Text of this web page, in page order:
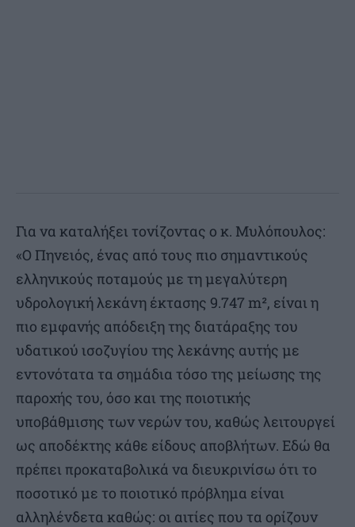
Για να καταλήξει τονίζοντας ο κ. Μυλόπουλος:
«Ο Πηνειός, ένας από τους πιο σημαντικούς
ελληνικούς ποταμούς με τη μεγαλύτερη
υδρολογική λεκάνη έκτασης 9.747 m², είναι η
πιο εμφανής απόδειξη της διατάραξης του
υδατικού ισοζυγίου της λεκάνης αυτής με
εντονότατα τα σημάδια τόσο της μείωσης της
παροχής του, όσο και της ποιοτικής
υποβάθμισης των νερών του, καθώς λειτουργεί
ως αποδέκτης κάθε είδους αποβλήτων. Εδώ θα
πρέπει προκαταβολικά να διευκρινίσω ότι το
ποσοτικό με το ποιοτικό πρόβλημα είναι
αλληλένδετα καθώς: οι αιτίες που τα ορίζουν